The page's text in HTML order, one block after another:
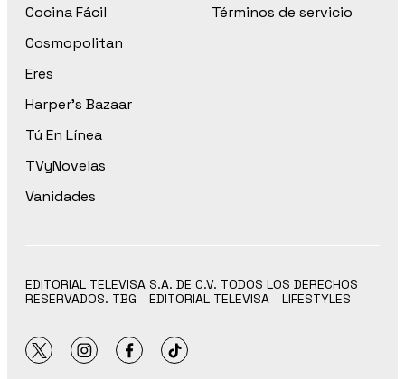
Cocina Fácil
Cosmopolitan
Eres
Harper’s Bazaar
Tú En Línea
TVyNovelas
Vanidades
Términos de servicio
EDITORIAL TELEVISA S.A. DE C.V. TODOS LOS DERECHOS
RESERVADOS. TBG - EDITORIAL TELEVISA - LIFESTYLES
twitterinstagram
facebooktiktok